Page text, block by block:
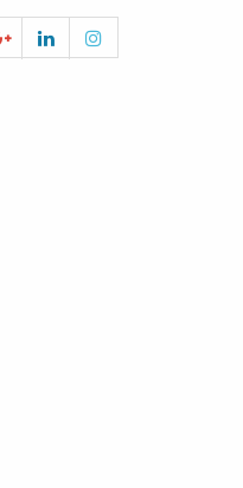
!
LinkedInInstagram